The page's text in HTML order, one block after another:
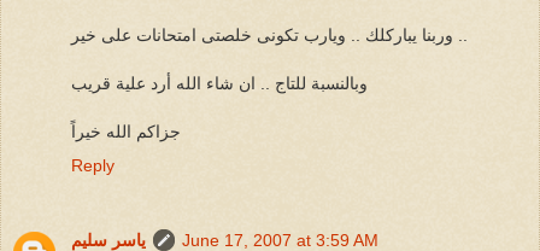
وبالنسبة للتاج .. ان شاء الله أرد علية قريب
جزاكم الله خيراً
Reply
ياسر سليم
June 17, 2007 at 3:59 AM